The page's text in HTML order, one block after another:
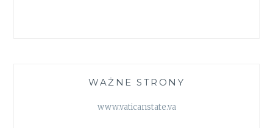
WAŻNE STRONY
www.vaticanstate.va